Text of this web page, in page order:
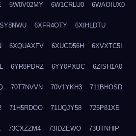
6W0V02MY 6W1CRLU0 6WAOIUX0
6XFR4OTY 6XIHLDTU
6XQUAXFV 6XUCD56H 6XVXTC5I
6YR8PDRZ 6YY0PXBC 6ZISH1A0
70T7NVVN 70V1YKH3 711BHOSD
71H5RDOO 71UQJY58 725P81XE
73CXZZM4 73IDZEWO 73UTNHIP